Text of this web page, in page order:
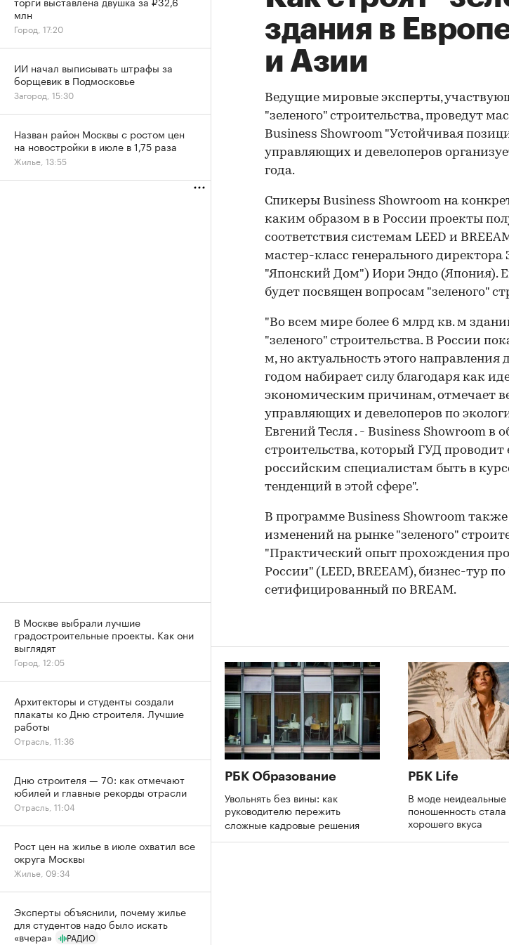
здания в
и Азии
Ведущие мировые эксперты,
"зеленого" строительства, проведут
Business Showroom "Устойчивая
управляющих и девелоперов
года.
Спикеры Business Showroom на
каким образом в в России проекты
соответствия системам LEED и
мастер-класс генерального
"Японский Дом") Иори Эндо (Япония).
будет посвящен вопросам "зеленого"
"Во всем мире более 6 млрд кв. м
"зеленого" строительства. В России
м, но актуальность этого
годом набирает силу благодаря как
экономическим причинам, отмечает
управляющих и девелоперов по
Евгений Тесля . - Business Showroom в
строительства, который ГУД проводит
российским специалистам быть в
тенденций в этой сфере".
В программе Business Showroom
изменений на рынке "зеленого"
"Практический опыт прохождения
России" (LEED, BREEAM), бизнес-тур
сетифицированный по BREAM.
РБК Образование
Увольнять без вины: как
руководителю пережить
сложные кадровые решения
РБК Life
В моде неидеальные
поношенность
хорошего вкуса
млн
Город, 17:20
ИИ начал выписывать штрафы за
борщевик в Подмосковье
Загород, 15:30
Назван район Москвы с ростом цен
на новостройки в июле в 1,75 раза
Жилье, 13:55
В Москве выбрали лучшие
градостроительные проекты. Как они
выглядят
Город, 12:05
Архитекторы и студенты создали
плакаты ко Дню строителя. Лучшие
работы
Отрасль, 11:36
Дню строителя — 70: как отмечают
юбилей и главные рекорды отрасли
Отрасль, 11:04
Рост цен на жилье в июле охватил все
округа Москвы
Жилье, 09:34
Эксперты объяснили, почему жилье
для студентов надо было искать
«вчера»
РАДИО